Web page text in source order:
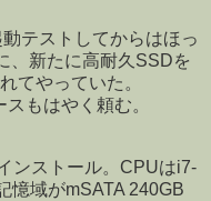
テストしてからはほっ
、新たに高耐久SSDを
てやっていた。
もはやく頼む。
ンストール。CPUはi7-
憶域がmSATA 240GB